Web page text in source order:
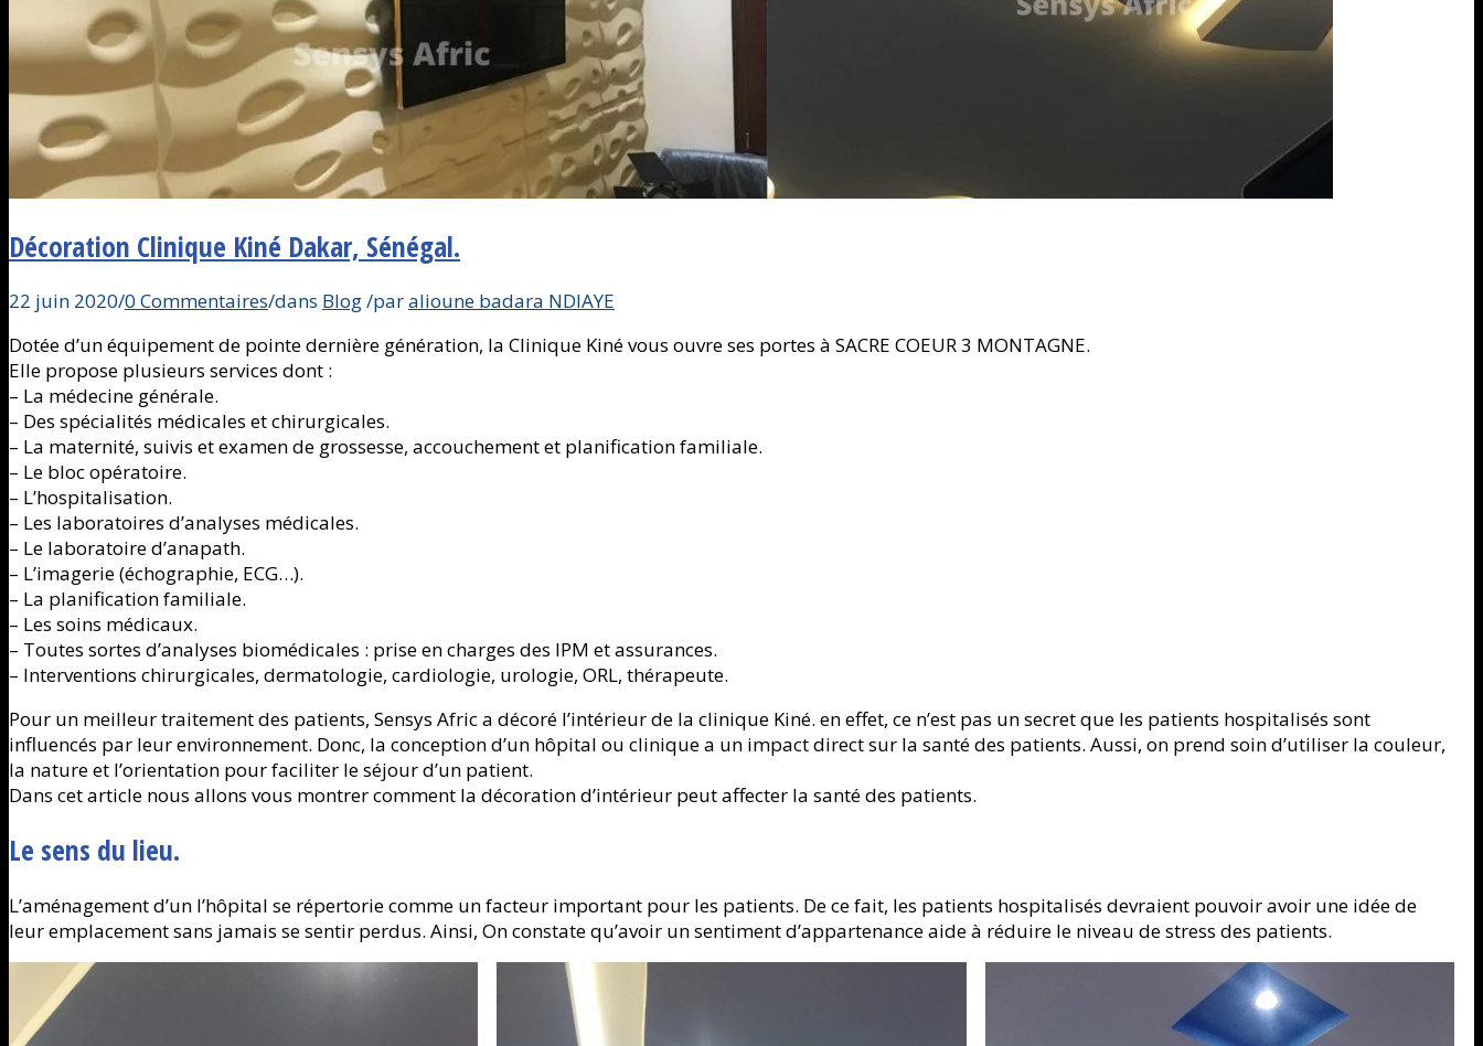
Décoration Clinique Kiné Dakar, Sénégal.
22 juin 2020/0 Commentaires/dans Blog/paralioune badara NDIAYE
Dotée d’un équipement de pointe dernière génération, la Clinique Kiné vous ouvre ses portes à SACRE COEUR 3 MONTAGNE.
Elle propose plusieurs services dont :
– La médecine générale.
– Des spécialités médicales et chirurgicales.
– La maternité, suivis et examen de grossesse, accouchement et planification familiale.
– Le bloc opératoire.
– L’hospitalisation.
– Les laboratoires d’analyses médicales.
– Le laboratoire d’anapath.
– L’imagerie (échographie, ECG…).
– La planification familiale.
– Les soins médicaux.
– Toutes sortes d’analyses biomédicales : prise en charges des IPM et assurances.
– Interventions chirurgicales, dermatologie, cardiologie, urologie, ORL, thérapeute.
Pour un meilleur traitement des patients, Sensys Afric a décoré l’intérieur de la clinique Kiné. en effet, ce n’est pas un secret que les patients hospitalisés sont
influencés par leur environnement. Donc, la conception d’un hôpital ou clinique a un impact direct sur la santé des patients. Aussi, on prend soin d’utiliser la couleur,
la nature et l’orientation pour faciliter le séjour d’un patient.
Dans cet article nous allons vous montrer comment la décoration d’intérieur peut affecter la santé des patients.
Le sens du lieu.
L’aménagement d’un l’hôpital se répertorie comme un facteur important pour les patients. De ce fait, les patients hospitalisés devraient pouvoir avoir une idée de
leur emplacement sans jamais se sentir perdus. Ainsi, On constate qu’avoir un sentiment d’appartenance aide à réduire le niveau de stress des patients.